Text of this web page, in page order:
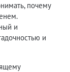
почему
и
и